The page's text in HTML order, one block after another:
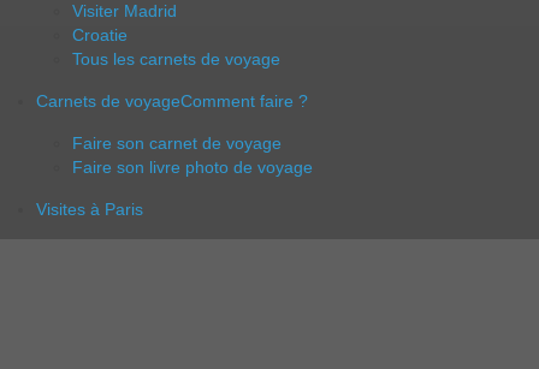
Visiter Madrid
Croatie
Tous les carnets de voyage
Carnets de voyageComment faire ?
Faire son carnet de voyage
Faire son livre photo de voyage
Visites à Paris